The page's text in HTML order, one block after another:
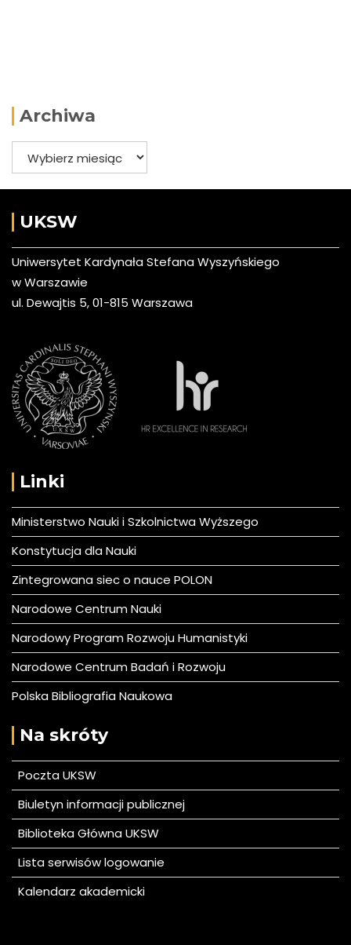
Archiwa
Archiwa
UKSW
Uniwersytet Kardynała Stefana Wyszyńskiego
w Warszawie
ul. Dewajtis 5, 01-815 Warszawa
Linki
Ministerstwo Nauki i Szkolnictwa Wyższego
Konstytucja dla Nauki
Zintegrowana siec o nauce POLON
Narodowe Centrum Nauki
Narodowy Program Rozwoju Humanistyki
Narodowe Centrum Badań i Rozwoju
Polska Bibliografia Naukowa
Na skróty
Poczta UKSW
Biuletyn informacji publicznej
Biblioteka Główna UKSW
Lista serwisów logowanie
Kalendarz akademicki